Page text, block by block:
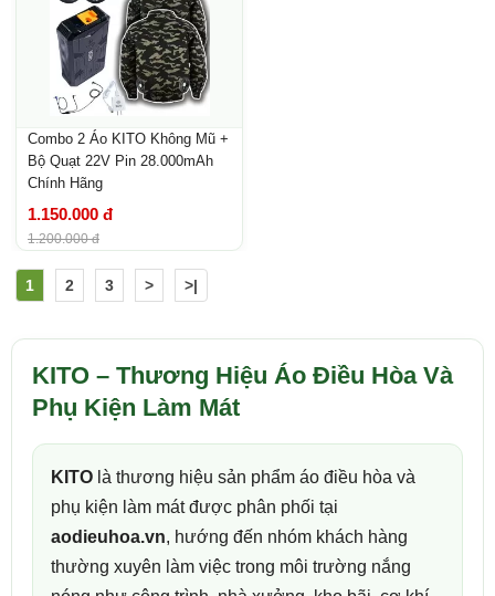
Combo 2 Áo KITO Không Mũ +
Bộ Quạt 22V Pin 28.000mAh
Chính Hãng
1.150.000 đ
1.200.000 đ
1 2 3 > >|
KITO – Thương Hiệu Áo Điều Hòa Và
Phụ Kiện Làm Mát
KITO là thương hiệu sản phẩm áo điều hòa và
phụ kiện làm mát được phân phối tại
aodieuhoa.vn, hướng đến nhóm khách hàng
thường xuyên làm việc trong môi trường nắng